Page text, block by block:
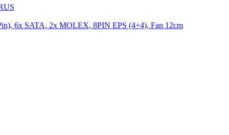
6x SATA, 2x MOLEX, 8PIN EPS (4+4), Fan 12cm